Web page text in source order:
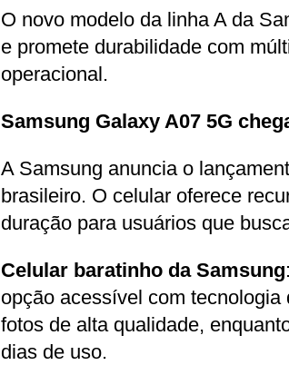
O novo modelo da linha A da
e promete durabilidade com
operacional.
Samsung Galaxy A07 5G
A Samsung anuncia o
brasileiro. O celular oferece
duração para usuários que
Celular baratinho da Samsung
opção acessível com
fotos de alta qualidade,
dias de uso.